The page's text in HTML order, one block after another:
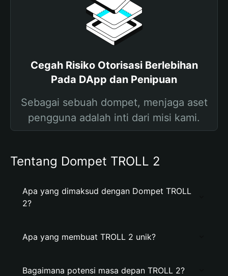
Cegah Risiko Otorisasi Berlebihan
Pada DApp dan Penipuan
Sebagai sebuah dompet, menjaga aset
pengguna adalah inti dari misi kami.
Tentang Dompet TROLL 2
Apa yang dimaksud dengan Dompet TROLL
2?
Apa yang membuat TROLL 2 unik?
Bagaimana potensi masa depan TROLL 2?